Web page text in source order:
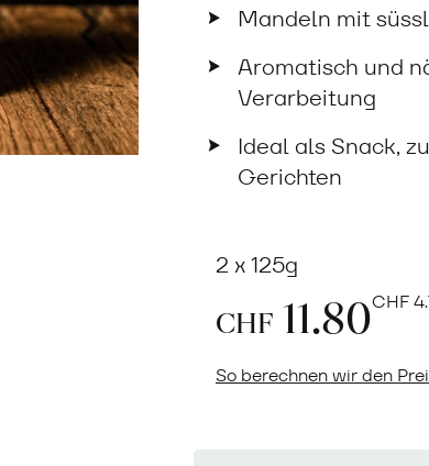
Mandeln mit
Aromatisch und
Verarbeitung
Ideal als Snack,
Gerichten
2 x 125g
CHF 11.80CHF
So berechnen wir den